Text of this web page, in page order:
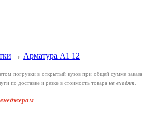
→ Арматура А1 12
погрузки в открытый кузов при общей сумме заказа
по доставке и резке в стоимость товара не входят.